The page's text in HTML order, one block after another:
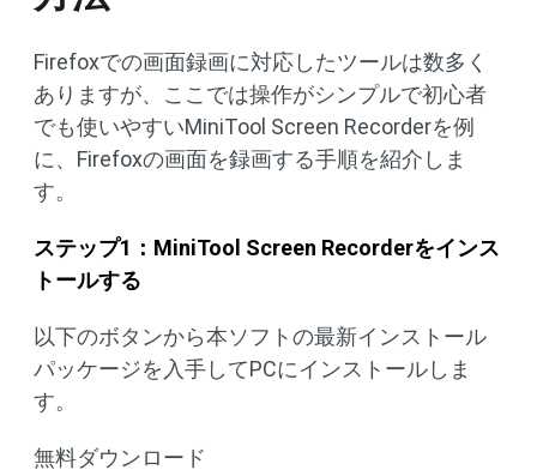
Firefoxでの画面録画に対応したツールは数多く
ありますが、ここでは操作がシンプルで初心者
でも使いやすいMiniTool Screen Recorderを例
に、Firefoxの画面を録画する手順を紹介しま
す。
ステップ1：MiniTool Screen Recorderをインス
トールする
以下のボタンから本ソフトの最新インストール
パッケージを入手してPCにインストールしま
す。
無料ダウンロード